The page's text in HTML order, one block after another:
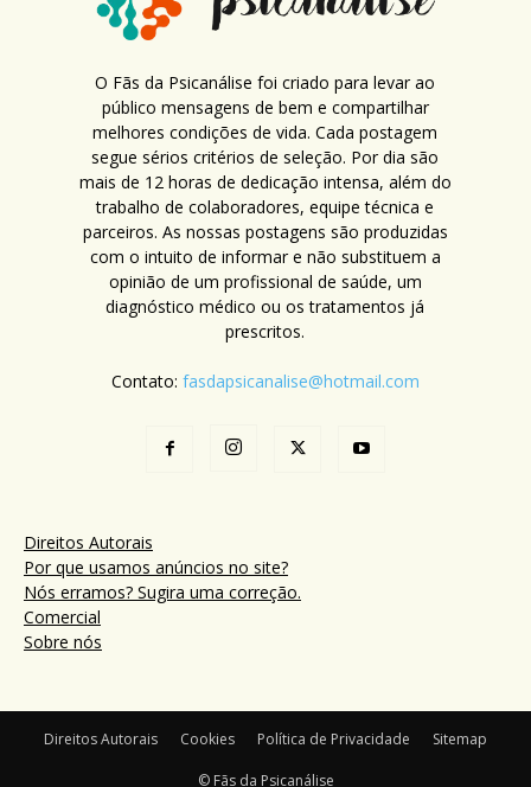
O Fãs da Psicanálise foi criado para levar ao
público mensagens de bem e compartilhar
melhores condições de vida. Cada postagem
segue sérios critérios de seleção. Por dia são
mais de 12 horas de dedicação intensa, além do
trabalho de colaboradores, equipe técnica e
parceiros. As nossas postagens são produzidas
com o intuito de informar e não substituem a
opinião de um profissional de saúde, um
diagnóstico médico ou os tratamentos já
prescritos.
Contato: fasdapsicanalise@hotmail.com
Direitos Autorais
Por que usamos anúncios no site?
Nós erramos? Sugira uma correção.
Comercial
Sobre nós
Direitos Autorais Cookies Política de Privacidade Sitemap
© Fãs da Psicanálise